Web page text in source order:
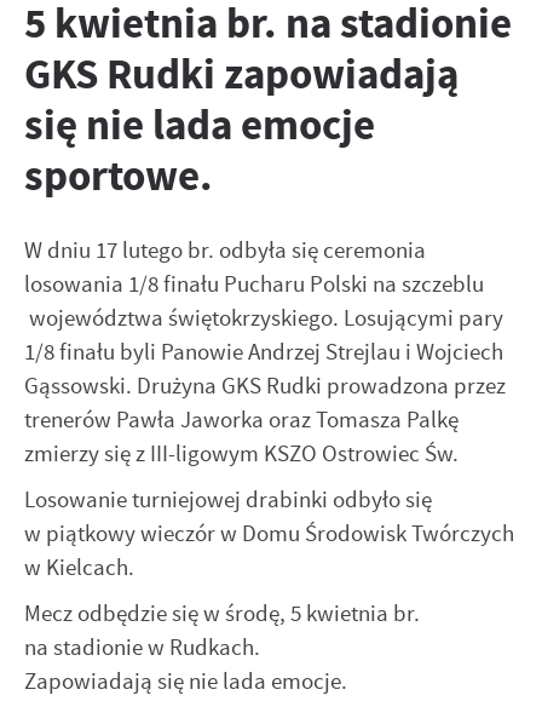
5 kwietnia br. na stadionie
GKS Rudki zapowiadają
się nie lada emocje
sportowe.
W dniu 17 lutego br. odbyła się ceremonia
losowania 1/8 finału Pucharu Polski na szczeblu
województwa świętokrzyskiego. Losującymi pary
1/8 finału byli Panowie Andrzej Strejlau i Wojciech
Gąssowski. Drużyna GKS Rudki prowadzona przez
trenerów Pawła Jaworka oraz Tomasza Palkę
zmierzy się z III-ligowym KSZO Ostrowiec Św.
Losowanie turniejowej drabinki odbyło się
w piątkowy wieczór w Domu Środowisk Twórczych
w Kielcach.
Mecz odbędzie się w środę, 5 kwietnia br.
na stadionie w Rudkach.
Zapowiadają się nie lada emocje.
Zapoznaj się z POLITYKĄ PRYWATNOŚCI I PLIKÓW COOKIES
personalizację określonych funkcjonalności czy
prezentowanych treści.
Dzięki tym plikom cookies możemy zapewnić Ci większy
komfort korzystania z funkcjonalności naszej strony
poprzez dopasowanie jej do Twoich indywidualnych
preferencji. Wyrażenie zgody na funkcjonalne i
personalizacyjne pliki cookies gwarantuje dostępność
Analityczne
dostosowywać do Twoich potrzeb.
Cookies analityczne pozwalają na uzyskanie informacji w
zakresie wykorzystywania witryny internetowej, miejsca
oraz częstotliwości, z jaką odwiedzane są nasze serwisy
www. Dane pozwalają nam na ocenę naszych serwisów
internetowych pod względem ich popularności wśród
użytkowników. Zgromadzone informacje są przetwarzane w
formie zanonimizowanej. Wyrażenie zgody na analityczne
pliki cookies gwarantuje dostępność wszystkich
Więcej
Reklamowe
Dzięki reklamowym plikom cookies prezentujemy Ci
najciekawsze informacje i aktualności na stronach naszych
partnerów.
komunikatów na podstawie analizy Twoich upodobań oraz
Twoich zwyczajów dotyczących przeglądanej witryny
internetowej. Treści promocyjne mogą pojawić się na
stronach podmiotów trzecich lub firm będących naszymi
partnerami oraz innych dostawców usług. Firmy te działają
w charakterze pośredników prezentujących nasze treści w
postaci wiadomości, ofert, komunikatów mediów
społecznościowych.